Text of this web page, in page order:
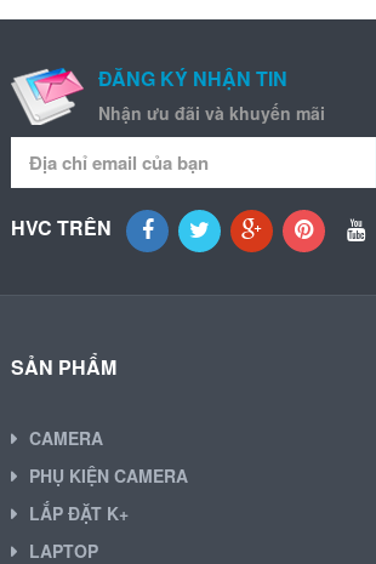
ĐĂNG KÝ NHẬN TIN
Nhận ưu đãi và khuyến mãi
HVC TRÊN
SẢN PHẨM
CAMERA
PHỤ KIỆN CAMERA
LẮP ĐẶT K+
LAPTOP